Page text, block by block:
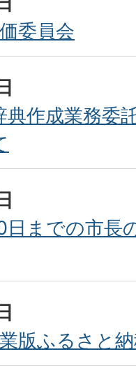
委員会
典作成業務委
までの市長
版ふるさと